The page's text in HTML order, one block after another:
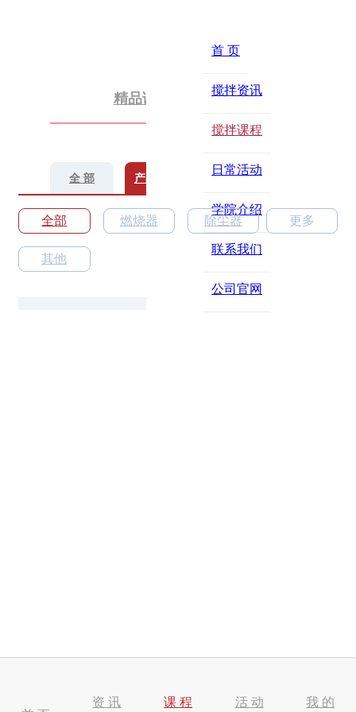
首 页
搅拌资讯
搅拌课程
日常活动
学院介绍
联系我们
公司官网
精品课程 讲师团队
全 部 产品知识 管理课程
全部 燃烧器 除尘器
其他
更多
资 讯 课 程 活 动 我 的